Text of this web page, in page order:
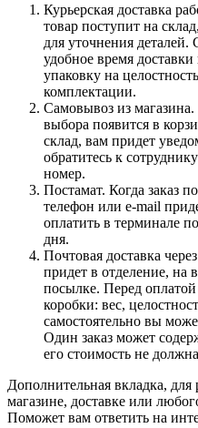
Курьерская доставка
товар поступит на
для уточнения
удобное время
упаковку на
комплектации.
Самовывоз из
выбора появится в
склад, вам придет
обратитесь к
номер.
Постамат. Когда заказ
телефон или e-mail
оплатить в терминале
дня.
Почтовая доставка
придет в отделение, на
посылке. Перед
коробки: вес,
самостоятельно вы
Один заказ может
его стоимость не
Дополнительная вкладка,
магазине, доставке или
Поможет вам ответить на